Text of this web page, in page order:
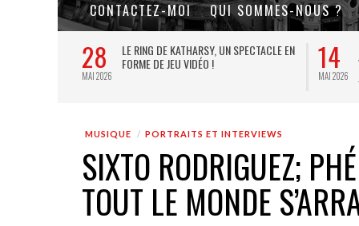
CONTACTEZ-MOI QUI SOMMES-NOUS ?
28
MAI 2026
LE RING DE KATHARSY, UN SPECTACLE EN
FORME DE JEU VIDÉO !
14
MAI 2026
MUSIQUE PORTRAITS ET INTERVIEWS
SIXTO RODRIGUEZ;
TOUT LE MONDE